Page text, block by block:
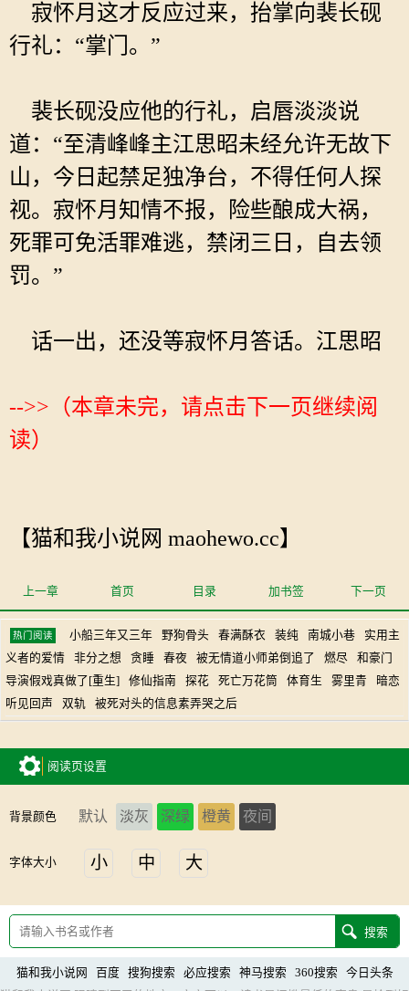
寂怀月这才反应过来，抬掌向裴长砚
行礼：“掌门。”
裴长砚没应他的行礼，启唇淡淡说
道：“至清峰峰主江思昭未经允许无故下
山，今日起禁足独净台，不得任何人探
视。寂怀月知情不报，险些酿成大祸，
死罪可免活罪难逃，禁闭三日，自去领
罚。”
话一出，还没等寂怀月答话。江思昭
-->>（本章未完，请点击下一页继续阅
读）
【猫和我小说网 maohewo.cc】
上一章 首页 目录 加书签 下一页
热门阅读 小船三年又三年 野狗骨头 春满酥衣 装纯 南城小巷
实用主
义者的爱情
非分之想 贪睡 春夜 被无情道小师弟倒追了 燃尽
和豪门
导演假戏真做了[重生]
修仙指南 探花 死亡万花筒 体育生 雾里青
暗恋
听见回声
双轨 被死对头的信息素弄哭之后
阅读页设置
背景颜色 默认 淡灰 深绿 橙黄 夜间
字体大小 小 中 大
猫和我小说网 百度 搜狗搜索 必应搜索 神马搜索 360搜索
今日头条